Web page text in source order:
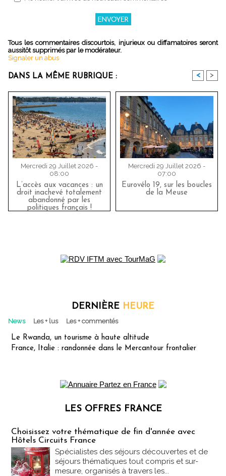
Tous les commentaires discourtois, injurieux ou diffamatoires seront
aussitôt supprimés par le modérateur.
Signaler un abus
DANS LA MÊME RUBRIQUE : < >
Mercredi 29 Juillet 2026 -
08:00
L’accès aux vacances : un
droit inachevé totalement
abandonné par les
politiques français !
Mercredi 29 Juillet 2026 -
07:00
Eurovélo 19, sur les boucles
de la Meuse
DERNIÈRE HEURE
News Les + lus Les + commentés
Le Rwanda, un tourisme à haute altitude
France, Italie : randonnée dans le Mercantour frontalier
LES OFFRES FRANCE
Choisissez votre thématique de fin d'année avec
Hôtels Circuits France
Spécialistes des séjours découvertes et de
séjours thématiques tout compris et sur-
mesure, organisés à travers les...